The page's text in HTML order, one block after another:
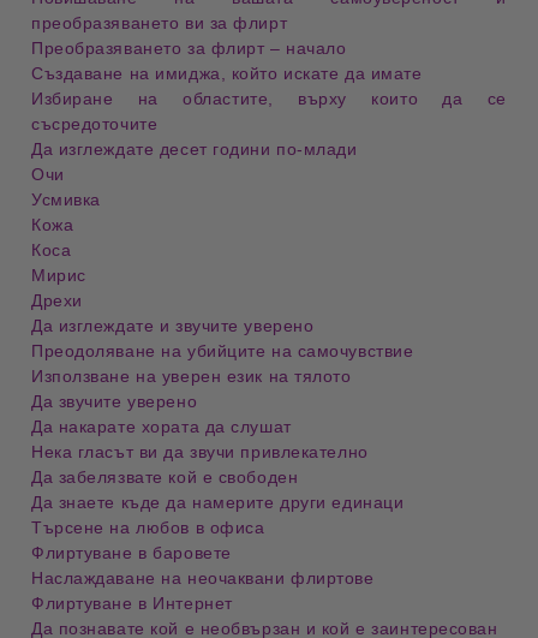
преобразяването ви за флирт
Преобразяването за флирт – начало
Създаване на имиджа, който искате да имате
Избиране на областите, върху които да се
съсредоточите
Да изглеждате десет години по-млади
Очи
Усмивка
Кожа
Коса
Мирис
Дрехи
Да изглеждате и звучите уверено
Преодоляване на убийците на самочувствие
Използване на уверен език на тялото
Да звучите уверено
Да накарате хората да слушат
Нека гласът ви да звучи привлекателно
Да забелязвате кой е свободен
Да знаете къде да намерите други единаци
Търсене на любов в офиса
Флиртуване в баровете
Наслаждаване на неочаквани флиртове
Флиртуване в Интернет
Да познавате кой е необвързан и кой е заинтересован